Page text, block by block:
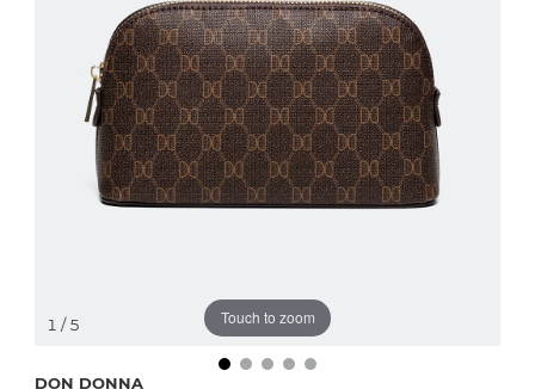
Touch to zoom
1 / 5
DON DONNA